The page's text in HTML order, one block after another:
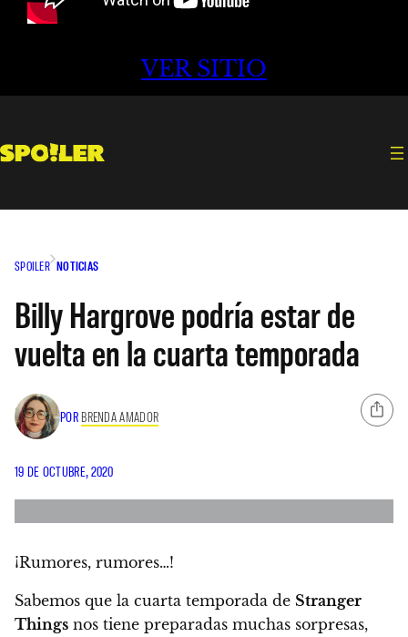
VER SITIO
SPOILER NOTICIAS
Billy Hargrove podría estar de
vuelta en la cuarta temporada
POR BRENDA AMADOR
19 DE OCTUBRE, 2020
¡Rumores, rumores…!
Sabemos que la cuarta temporada de Stranger
Things nos tiene preparadas muchas sorpresas,